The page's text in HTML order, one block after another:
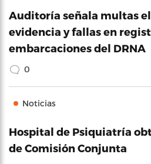
Auditoría señala multas
evidencia y fallas en
embarcaciones del DRNA
0
Noticias
Hospital de Psiquiatría
de Comisión Conjunta